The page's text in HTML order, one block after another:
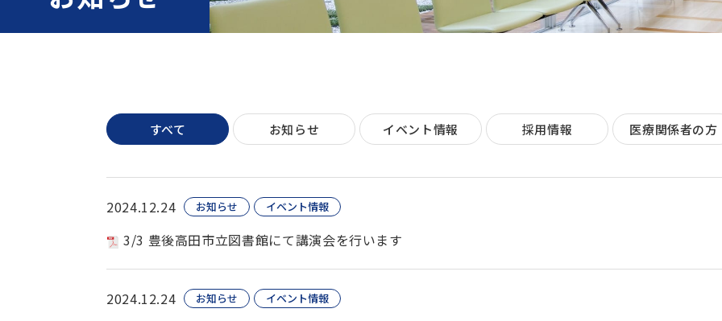
すべて お知らせ イベント情報 採用情報 医療関係者の方
2024.12.24 お知らせ イベント情報
3/3 豊後高田市立図書館にて講演会を行います
2024.12.24 お知らせ イベント情報